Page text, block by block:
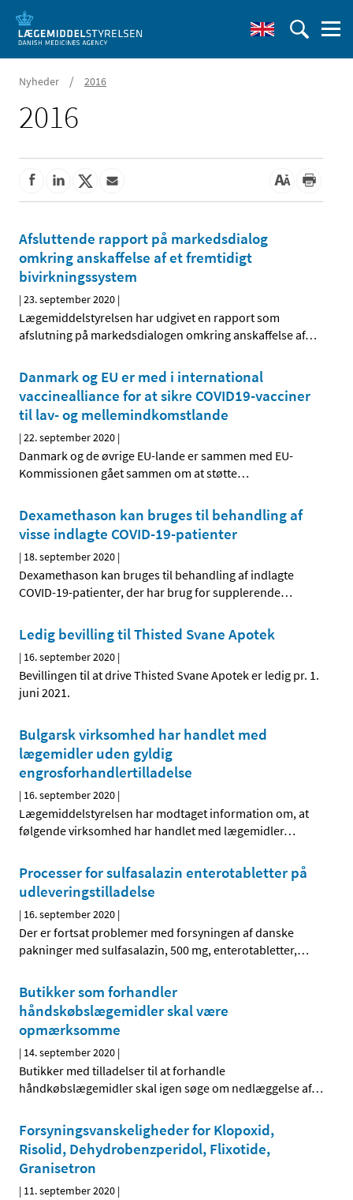
Nyheder / 2016
2016
Afsluttende rapport på markedsdialog
omkring anskaffelse af et fremtidigt
bivirkningssystem
|23. september 2020 |
Lægemiddelstyrelsen har udgivet en rapport som
afslutning på markedsdialogen omkring anskaffelse af…
Danmark og EU er med i international
vaccinealliance for at sikre COVID19-vacciner
til lav- og mellemindkomstlande
|22. september 2020 |
Danmark og de øvrige EU-lande er sammen med EU-
Kommissionen gået sammen om at støtte…
Dexamethason kan bruges til behandling af
visse indlagte COVID-19-patienter
| 18. september 2020 |
Dexamethason kan bruges til behandling af indlagte
COVID-19-patienter, der har brug for supplerende…
Ledig bevilling til Thisted Svane Apotek
| 16. september 2020 |
Bevillingen til at drive Thisted Svane Apotek er ledig pr. 1.
juni 2021.
Bulgarsk virksomhed har handlet med
lægemidler uden gyldig
engrosforhandlertilladelse
| 16. september 2020 |
Lægemiddelstyrelsen har modtaget information om, at
følgende virksomhed har handlet med lægemidler…
Processer for sulfasalazin enterotabletter på
udleveringstilladelse
| 16. september 2020 |
Der er fortsat problemer med forsyningen af danske
pakninger med sulfasalazin, 500 mg, enterotabletter,…
Butikker som forhandler
håndskøbslægemidler skal være
opmærksomme
| 14. september 2020 |
Butikker med tilladelser til at forhandle
håndkøbslægemidler skal igen søge om nedlæggelse af…
Forsyningsvanskeligheder for Klopoxid,
Risolid, Dehydrobenzperidol, Flixotide,
Granisetron
| 11. september 2020 |